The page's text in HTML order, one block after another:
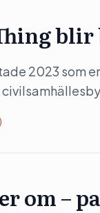
2023 som
om –